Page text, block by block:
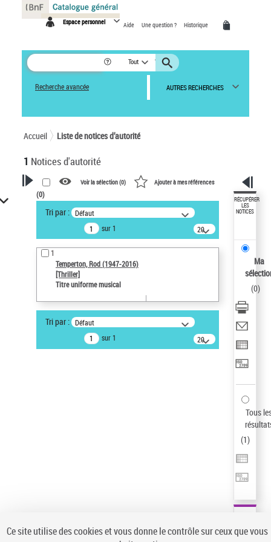
Espace personnel Aide Une question ? Historique
Tout
Recherche avancée AUTRES RECHERCHES
Accueil Liste de notices d’autorité
1 Notices d'autorité
VOTRE RECHERCHE
Recherche avancée dans les
notices d’autorité
Œuvres liées à l'auteur :
Temperton, Rod (1947-2016)
Type de notice d'autorité
Type de notice d'autorité
Voir la sélection (0) Ajouter à mes références
(0)
Tri par : Défaut
sur 1
20
résultats/page
1
Temperton, Rod (1947-2016)
[Thriller]
Titre uniforme musical
Tri par : Défaut
sur 1
20
résultats/page
RÉCUPÉRER
LES
NOTICES
Ma
(0)
Tous
(1)
Panneau de gestion des cookies
Ce site utilise des cookies et vous donne le contrôle sur ceux que vous